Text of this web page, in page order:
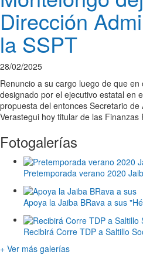
Dirección
la SSPT
28/02/2025
Renuncio a su cargo luego de que
designado por el ejecutivo estatal en
propuesta del entonces Secretario de
Verastegui hoy titular de las Finanzas
Fotogalerías
Pretemporada verano 2020
Apoya la Jaiba BRava a sus
Recibirá Corre TDP a Saltillo
+ Ver más galerías